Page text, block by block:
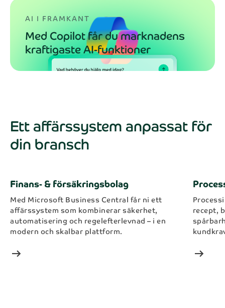
AI I FRAMKANT
Med Copilot får du marknadens
kraftigaste AI-funktioner
Ett affärssystem anpassat för
din bransch
Finans- & försäkringsbolag
Med Microsoft Business Central får ni ett
affärssystem som kombinerar säkerhet,
automatisering och regelefterlevnad – i en
modern och skalbar plattform.
arrow_right_alt
recept,
arrow_right_alt